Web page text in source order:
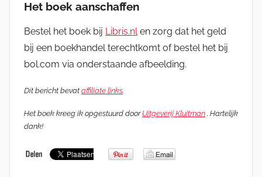
Het boek aanschaffen
Bestel het boek bij Libris.nlen zorg dat het geld
bij een boekhandel terechtkomt of bestel het bij
bol.com via onderstaande afbeelding.
Dit bericht bevat affiliate links.
Het boek kreeg ik opgestuurd door Uitgeverij Kluitman . Hartelijk
dank!